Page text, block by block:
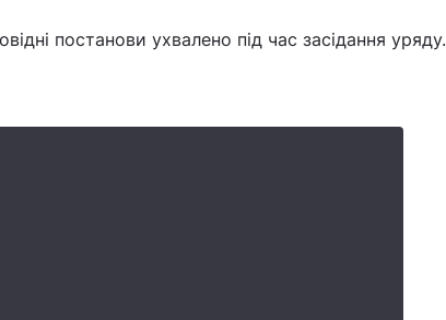
постанови ухвалено під час засідання уряду.